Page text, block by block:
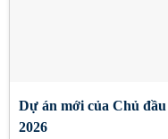
Dự án mới của Chủ
2026